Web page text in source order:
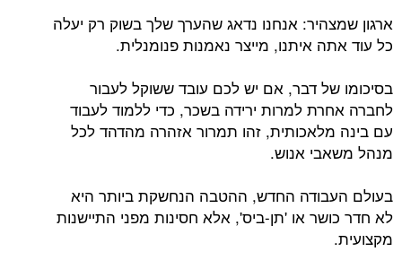
ארגון שמצהיר: אנחנו נדאג שהערך שלך בשוק רק יעלה
כל עוד אתה איתנו, מייצר נאמנות פנומנלית.
בסיכומו של דבר, אם יש לכם עובד ששוקל לעבור
לחברה אחרת למרות ירידה בשכר, כדי ללמוד לעבוד
עם בינה מלאכותית, זהו תמרור אזהרה מהדהד לכל
מנהל משאבי אנוש.
בעולם העבודה החדש, ההטבה הנחשקת ביותר היא
לא חדר כושר או 'תן-ביס', אלא חסינות מפני התיישנות
מקצועית.